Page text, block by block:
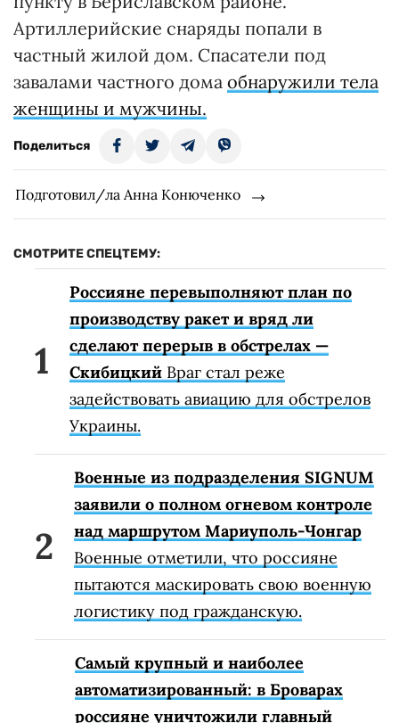
Артиллерийские снаряды попали в
частный жилой дом. Спасатели под
завалами частного дома обнаружили тела
женщины и мужчины.
Поделиться
Подготовил/ла Анна Конюченко
СМОТРИТЕ СПЕЦТЕМУ:
Россияне перевыполняют план по
производству ракет и вряд ли
сделают перерыв в обстрелах —
Скибицкий Враг стал реже
задействовать авиацию для обстрелов
Украины.
Военные из подразделения SIGNUM
заявили о полном огневом контроле
над маршрутом Мариуполь-Чонгар
Военные отметили, что россияне
пытаются маскировать свою военную
логистику под гражданскую.
Самый крупный и наиболее
автоматизированный: в Броварах
россияне уничтожили главный